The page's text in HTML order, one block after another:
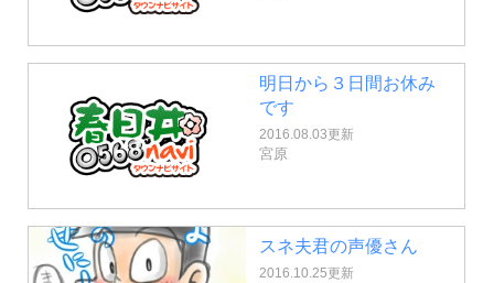
明日から３日間お休み
です
2016.08.03更新
宮原
スネ夫君の声優さん
2016.10.25更新